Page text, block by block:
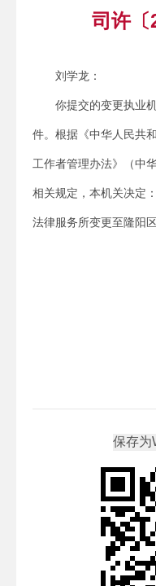
司许〔
刘学龙：
你提交的变更执业
件。根据《中华人民共
工作者管理办法》（中
相关规定，本机关决定
法律服务所变更至隆阳